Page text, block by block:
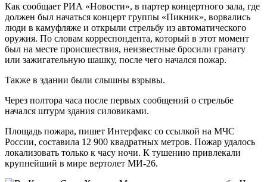
Как сообщает РИА «Новости», в партер концертного зала, где
должен был начаться концерт группы «Пикник», ворвались
люди в камуфляже и открыли стрельбу из автоматического
оружия. По словам корреспондента, который в этот момент
был на месте происшествия, неизвестные бросили гранату
или зажигательную шашку, после чего начался пожар.
Также в здании были слышны взрывы.
Через полтора часа после первых сообщений о стрельбе
начался штурм здания силовиками.
Площадь пожара, пишет Интерфакс со ссылкой на МЧС
России, составила 12 900 квадратных метров. Пожар удалось
локализовать только к часу ночи. К тушению привлекали
крупнейший в мире вертолет МИ-26.